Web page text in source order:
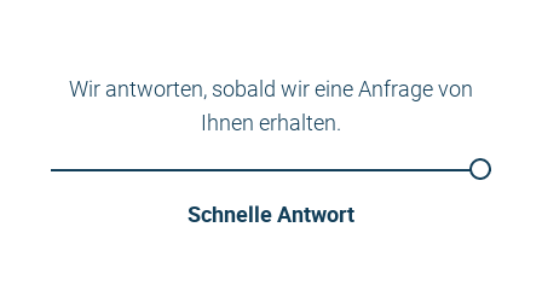
Wir antworten, sobald wir eine Anfrage von
Ihnen erhalten.
Schnelle Antwort